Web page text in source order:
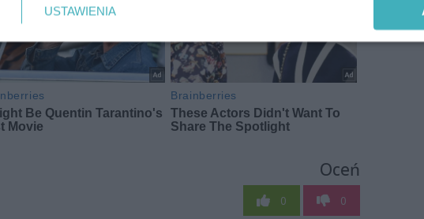
Oceń
0 0
USTAWIENIA